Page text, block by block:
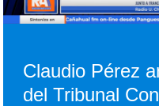
Claudio Pérez
del Tribunal